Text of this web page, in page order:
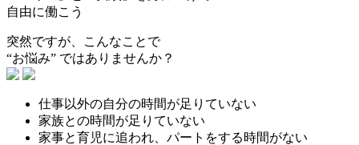
自由に働こう
突然ですが、こんなことで
“お悩み” ではありませんか？
仕事以外の自分の時間が足りていない
家族との時間が足りていない
家事と育児に追われ、パートをする時間がない